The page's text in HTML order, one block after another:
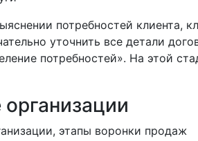
потребностей клиента,
уточнить все детали
потребностей». На этой